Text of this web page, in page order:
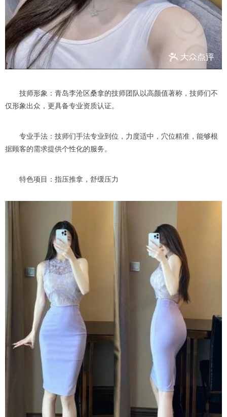
技师形象：青岛李沧区桑拿的技师团队以高颜值著称，技师们不
仅形象出众，更具备专业资质认证。
专业手法：技师们手法专业到位，力度适中，穴位精准，能够根
据顾客的需求提供个性化的服务。
特色项目：指压推拿，舒缓压力